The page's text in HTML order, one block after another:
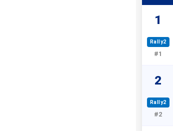
1
Rally2
#1
2
Rally2
#2